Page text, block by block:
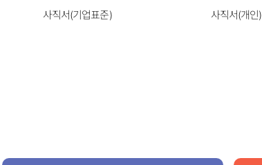
사직서(기업표준) 사직서(개인)